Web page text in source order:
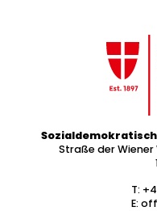
Straße der Wiener
T:
E: